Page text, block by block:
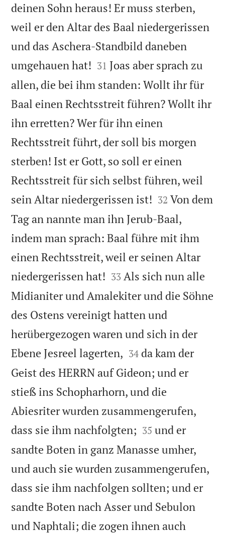
deinen Sohn heraus! Er muss sterben,
weil er den Altar des Baal niedergerissen
und das Aschera-Standbild daneben
umgehauen hat! 

31 Joas aber sprach zu
allen, die bei ihm standen: Wollt ihr für
Baal einen Rechtsstreit führen? Wollt ihr
ihn erretten? Wer für ihn einen
Rechtsstreit führt, der soll bis morgen
sterben! Ist er Gott, so soll er einen
Rechtsstreit für sich selbst führen, weil
sein Altar niedergerissen ist! 

32 Von dem
Tag an nannte man ihn Jerub-Baal,
indem man sprach: Baal führe mit ihm
einen Rechtsstreit, weil er seinen Altar
niedergerissen hat! 

33 Als sich nun alle
Midianiter und Amalekiter und die Söhne
des Ostens vereinigt hatten und
herübergezogen waren und sich in der
Ebene Jesreel lagerten, 

34 da kam der
Geist des HERRN auf Gideon; und er
stieß ins Schopharhorn, und die
Abiesriter wurden zusammengerufen,
dass sie ihm nachfolgten; 

35 und er
sandte Boten in ganz Manasse umher,
und auch sie wurden zusammengerufen,
dass sie ihm nachfolgen sollten; und er
sandte Boten nach Asser und Sebulon
und Naphtali; die zogen ihnen auch